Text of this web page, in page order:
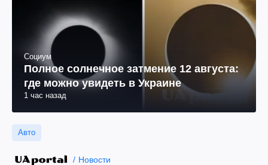
Социум
Полное солнечное затмение 12 августа:
где можно увидеть в Украине
1 час назад
Авто
Новости